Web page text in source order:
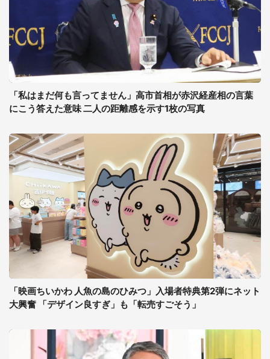
「私はまだ何も言ってません」高市首相が赤沢経産相の言葉
にこう答えた意味 二人の距離感を示す1枚の写真
「映画ちいかわ 人魚の島のひみつ」入場者特典第2弾にネット
大興奮 「デザイン良すぎ」も「転売すごそう」